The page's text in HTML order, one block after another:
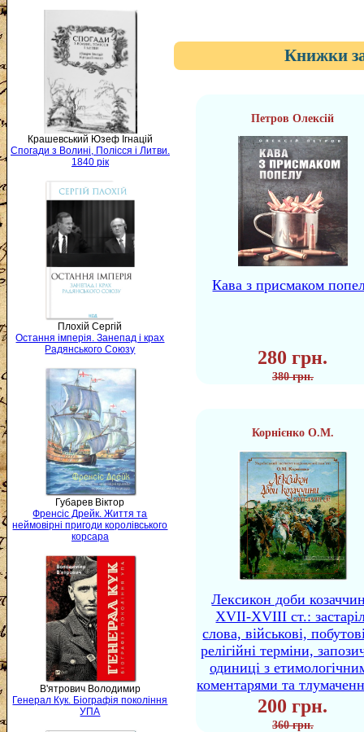
Крашевський Юзеф Ігнацій
Спогади з Волині, Полісся і Литви.
1840 рік
Плохій Сергій
Остання імперія. Занепад і крах
Радянського Союзу
Губарев Віктор
Френсіс Дрейк. Життя та
неймовірні пригоди королівського
корсара
В'ятрович Володимир
Генерал Кук. Біографія покоління
УПА
Книжки
Петров Олексій
Кава з присмаком
280 грн.
380 грн.
Корнієнко О.М.
Лексикон доби
XVII-XVIII ст.:
слова, військові,
релігійні терміни,
одиниці з
коментарями та
200 грн.
360 грн.